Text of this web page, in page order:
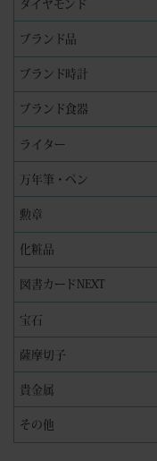
ダイヤモンド
ブランド品
ブランド時計
ブランド食器
ライター
万年筆・ペン
勲章
化粧品
図書カードNEXT
宝石
薩摩切子
貴金属
その他